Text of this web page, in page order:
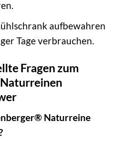
aufbewahren
Tage verbrauchen.
Fragen zum
Naturreine